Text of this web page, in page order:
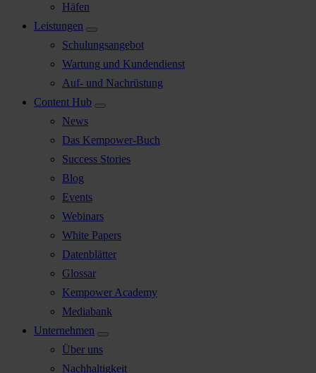
Häfen
Leistungen
Schulungsangebot
Wartung und Kundendienst
Auf- und Nachrüstung
Content Hub
News
Das Kempower-Buch
Success Stories
Blog
Events
Webinars
White Papers
Datenblätter
Glossar
Kempower Academy
Mediabank
Unternehmen
Über uns
Nachhaltigkeit